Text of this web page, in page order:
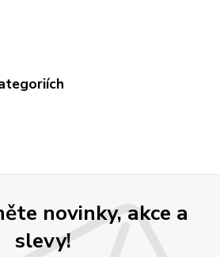
novinky, akce a
slevy!